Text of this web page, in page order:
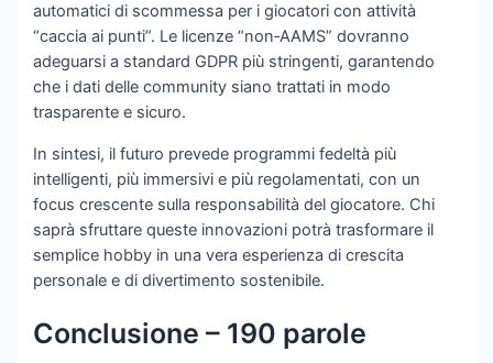
automatici di scommessa per i giocatori con attività
“caccia ai punti”. Le licenze “non‑AAMS” dovranno
adeguarsi a standard GDPR più stringenti, garantendo
che i dati delle community siano trattati in modo
trasparente e sicuro.
In sintesi, il futuro prevede programmi fedeltà più
intelligenti, più immersivi e più regolamentati, con un
focus crescente sulla responsabilità del giocatore. Chi
saprà sfruttare queste innovazioni potrà trasformare il
semplice hobby in una vera esperienza di crescita
personale e di divertimento sostenibile.
Conclusione – 190 parole